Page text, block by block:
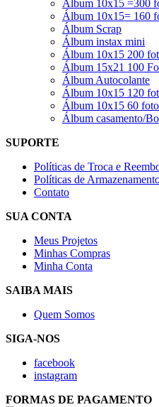
Álbum 10x15 =300
Álbum 10x15= 160
Álbum Scrap
Álbum instax mini
Álbum 10x15 200
Álbum 15x21 100
Álbum Autocolante
Álbum 10x15 120
Álbum 10x15 60
Álbum casamento/
SUPORTE
Políticas de Troca e
Políticas de
Contato
SUA CONTA
Meus Projetos
Minhas Compras
Minha Conta
SAIBA MAIS
Quem Somos
SIGA-NOS
facebook
instagram
FORMAS DE PAGAMENTO